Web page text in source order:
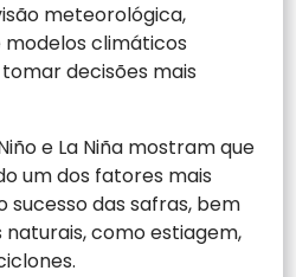
meteorológica,
climáticos
decisões mais
e La Niña mostram que
um dos fatores mais
das safras, bem
como estiagem,